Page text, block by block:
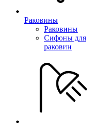
Раковины
Раковины
Сифоны для
раковин